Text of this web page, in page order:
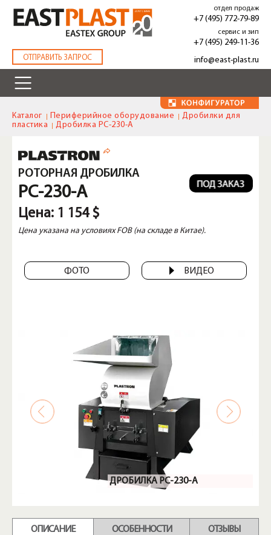
основному
содержанию
ОТПРАВИТЬ ЗАПРОС
отдел продаж
+7 (495) 772-79-89
сервис и зип
+7 (495) 249-11-36
info@east-plast.ru
Каталог Периферийное оборудование
Дробилки для
пластика
Дробилка PC-230-A
РОТОРНАЯ ДРОБИЛКА
PC-230-A
Цена: 1 154 $
Цена указана на условиях FOB (на складе в Китае).
ФОТО ВИДЕО
ДРОБИЛКА PC-230-A
ОПИСАНИЕ ОСОБЕННОСТИ ОТЗЫВЫ